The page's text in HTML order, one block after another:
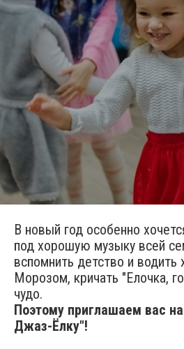
В новый год особенно
под хорошую музыку всей
вспомнить детство и
Морозом, кричать "Елочка,
чудо.
Поэтому приглашаем вас
Джаз-Ёлку"!